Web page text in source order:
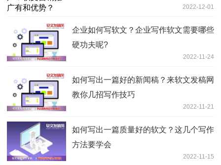
2022-12-01
企业如何写软文？企业写作软文需要哪些
硬功夫呢?
2022-11-24
如何写出一篇好的新闻稿？来软文发稿网
教你几招写作技巧
2022-11-21
如何写出一篇质量好的软文？这几个写作
方法要学会
2022-11-15